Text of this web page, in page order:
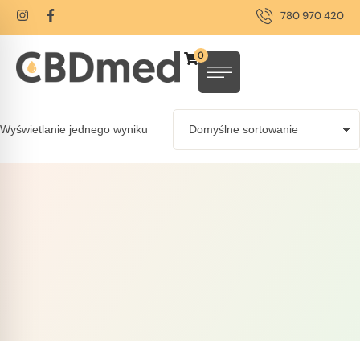
780 970 420
0
Wyświetlanie jednego wyniku